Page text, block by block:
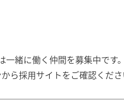
一緒に働く仲間を募集中です。
ら採用サイトをご確認くださ